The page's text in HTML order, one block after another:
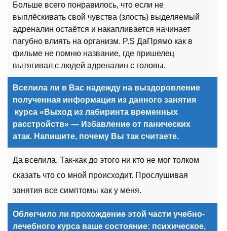
Больше всего понравилось, что если не
выплёскивать свой чувства (злость) выделяемый
адреналин остаётся и накапливается начинает
пагубно влиять на организм. P.S ДаПрямо как в
фильме не помню название, где пришелец
вытягивал с людей адреналин с головы.
Вселила ли в Вас надежду на выздоровление
полученная информация из данного занятия
курса «Выход из лабиринта временных
расстройств» — Избавление от панических
атак. Напишите, почему Вы так считаете.
Да вселила. Так-как до этого ни кто не мог толком
сказать что со мной происходит. Прослушивая
занятия все симптомы как у меня.
Облегчило ли прохождение этой части учебно-
лечебного курса ваше состояние: психическое,